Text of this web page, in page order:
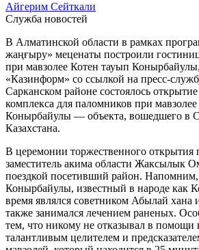
Айгерим Сейткали
Служба новостей
В Алматинской области в рамках
жаңғыру» меценаты построили
при мавзолее Котен тауып
«Казинформ» со ссылкой на пресс-
Сарканском районе состоялось
комплекса для паломников при
Конырбайулы — объекта, вошедшего в
Казахстана.
В церемонии торжественного открытия
заместитель акима области Жаксылык
поездкой посетивший район.
Конырбайулы, известный в народе как
время являлся советником Абылай хана
также занимался лечением раненых.
тем, что никому не отказывал в помощи
талантливым целителем и